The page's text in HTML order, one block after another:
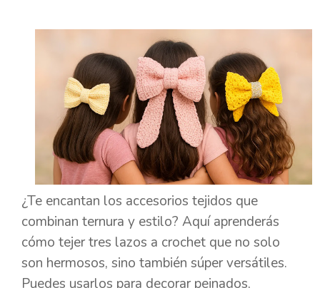
¿Te encantan los accesorios tejidos que
combinan ternura y estilo? Aquí aprenderás
cómo tejer tres lazos a crochet que no solo
son hermosos, sino también súper versátiles.
Puedes usarlos para decorar peinados,